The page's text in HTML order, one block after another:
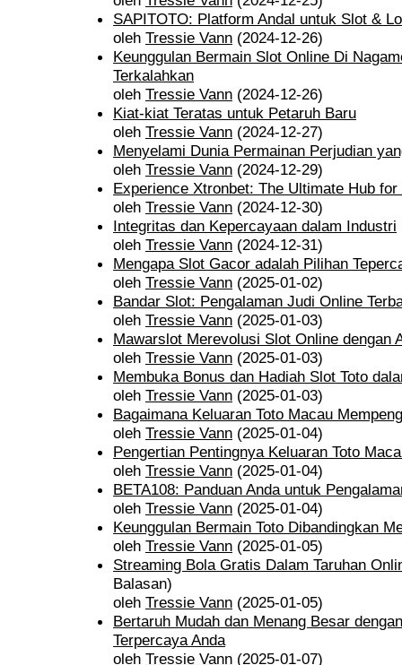
SAPITOTO: Platform Andal untuk Slot &
oleh Tressie Vann (2024-12-26)
Keunggulan Bermain Slot Online Di
Terkalahkan
oleh Tressie Vann (2024-12-26)
Kiat-kiat Teratas untuk Petaruh Baru
oleh Tressie Vann (2024-12-27)
Menyelami Dunia Permainan Perjudian
oleh Tressie Vann (2024-12-29)
Experience Xtronbet: The Ultimate Hub
oleh Tressie Vann (2024-12-30)
Integritas dan Kepercayaan dalam Industri
oleh Tressie Vann (2024-12-31)
Mengapa Slot Gacor adalah Pilihan
oleh Tressie Vann (2025-01-02)
Bandar Slot: Pengalaman Judi Online
oleh Tressie Vann (2025-01-03)
Mawarslot Merevolusi Slot Online dengan
oleh Tressie Vann (2025-01-03)
Membuka Bonus dan Hadiah Slot Toto
oleh Tressie Vann (2025-01-03)
Bagaimana Keluaran Toto Macau
oleh Tressie Vann (2025-01-04)
Pengertian Pentingnya Keluaran Toto
oleh Tressie Vann (2025-01-04)
BETA108: Panduan Anda untuk
oleh Tressie Vann (2025-01-04)
Keunggulan Bermain Toto Dibandingkan
oleh Tressie Vann (2025-01-05)
Streaming Bola Gratis Dalam Taruhan
Balasan)
oleh Tressie Vann (2025-01-05)
Bertaruh Mudah dan Menang Besar
Terpercaya Anda
oleh Tressie Vann (2025-01-07)